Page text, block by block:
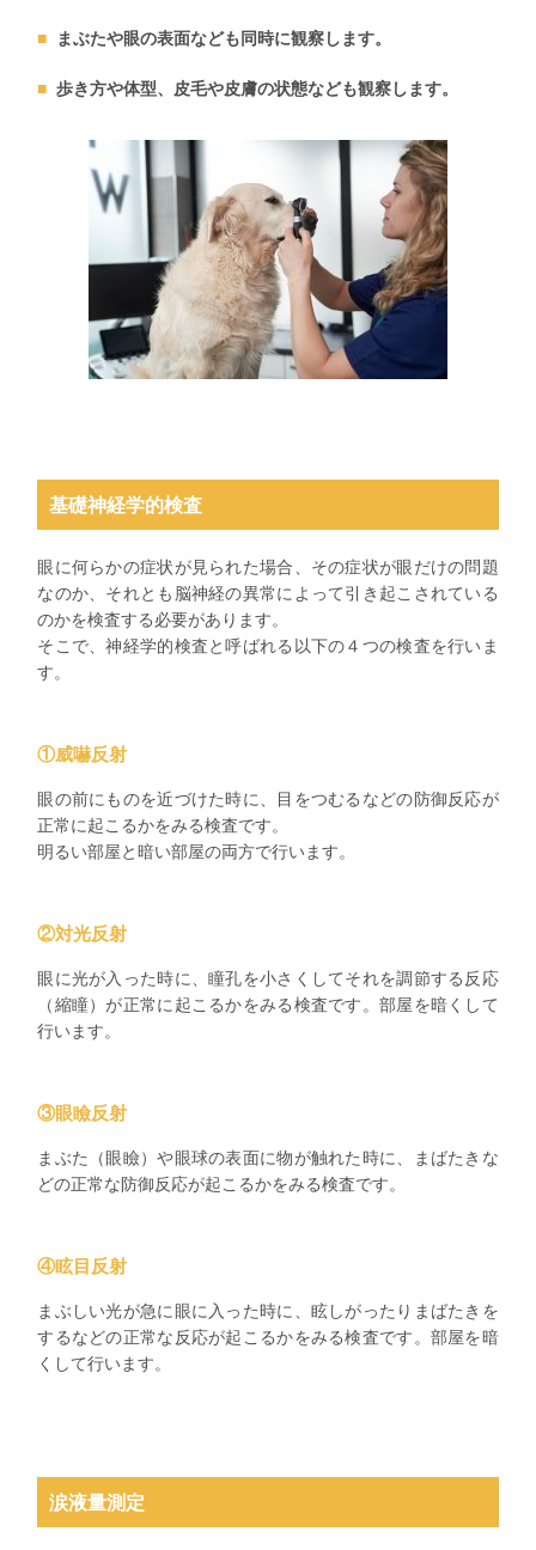
まぶたや眼の表面なども同時に観察します。
歩き方や体型、皮毛や皮膚の状態なども観察します。
基礎神経学的検査
眼に何らかの症状が見られた場合、その症状が眼だけの問題
なのか、それとも脳神経の異常によって引き起こされている
のかを検査する必要があります。
そこで、神経学的検査と呼ばれる以下の４つの検査を行いま
す。
①威嚇反射
眼の前にものを近づけた時に、目をつむるなどの防御反応が
正常に起こるかをみる検査です。
明るい部屋と暗い部屋の両方で行います。
②対光反射
眼に光が入った時に、瞳孔を小さくしてそれを調節する反応
（縮瞳）が正常に起こるかをみる検査です。部屋を暗くして
行います。
③眼瞼反射
まぶた（眼瞼）や眼球の表面に物が触れた時に、まばたきな
どの正常な防御反応が起こるかをみる検査です。
④眩目反射
まぶしい光が急に眼に入った時に、眩しがったりまばたきを
するなどの正常な反応が起こるかをみる検査です。部屋を暗
くして行います。
涙液量測定